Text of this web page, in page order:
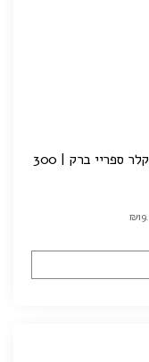
SCHWARZKOPF שוורצקופף אוסיס ספרקלר ספריי ברק | 300